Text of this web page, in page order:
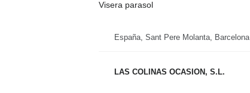
Visera parasol
España, Sant Pere Molanta, Barcelona
LAS COLINAS OCASION, S.L.